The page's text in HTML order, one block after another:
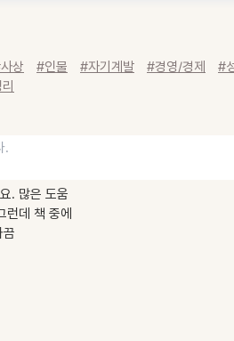
상 #인물 #자기계발 #경영/경제
#
. 많은 도움
런데 책 중에
끔